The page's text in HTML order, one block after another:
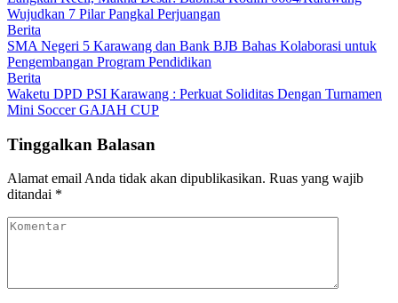
Wujudkan 7 Pilar Pangkal Perjuangan
Berita
SMA Negeri 5 Karawang dan Bank BJB Bahas Kolaborasi untuk
Pengembangan Program Pendidikan
Berita
Waketu DPD PSI Karawang : Perkuat Soliditas Dengan Turnamen
Mini Soccer GAJAH CUP
Tinggalkan Balasan
Alamat email Anda tidak akan dipublikasikan. Ruas yang wajib
ditandai *